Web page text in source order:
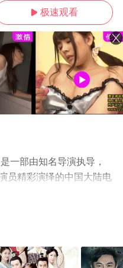
 极速观看
一部由知名导演执导，
员精彩演绎的中国大陆电
集），手机免费观看高
剧情网等平台了解。